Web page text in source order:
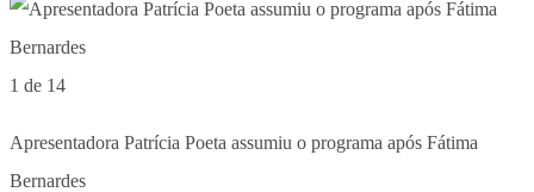
1 de 14
Apresentadora Patrícia Poeta assumiu o programa após Fátima
Bernardes